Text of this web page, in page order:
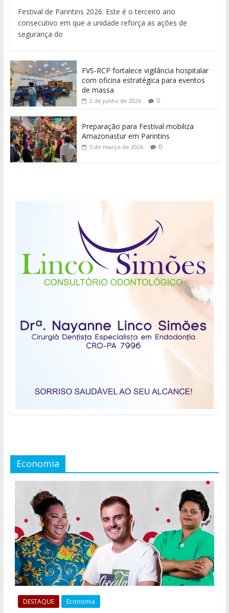
Festival de Parintins 2026: Este é o terceiro ano
consecutivo em que a unidade reforça as ações de
segurança do
FVS-RCP fortalece vigilância hospitalar
com oficina estratégica para eventos
de massa
2 de junho de 2026 0
Preparação para Festival mobiliza
Amazonastur em Parintins
5 de março de 2026 0
Economia
DESTAQUE Economia